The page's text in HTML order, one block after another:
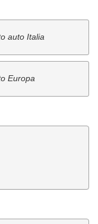
auto Italia
Europa